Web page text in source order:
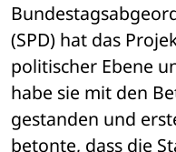
(SPD) hat das
politischer Ebene
habe sie mit den
gestanden und
betonte, dass die